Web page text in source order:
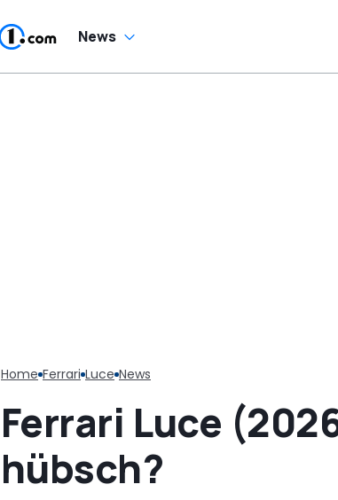
News
Home Ferrari Luce News
Ferrari Luce
hübsch?